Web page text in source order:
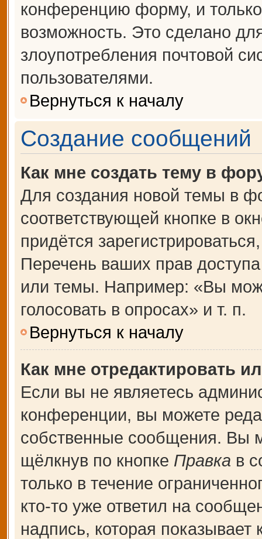
конференцию форму, и
возможность. Это сделано
злоупотребления почтовой
пользователями.
Вернуться к началу
Создание сообщений
Как мне создать тему в
Для создания новой темы в
соответствующей кнопке в
придётся
Перечень ваших прав
или темы. Например: «Вы
голосовать в опросах» и т. п.
Вернуться к началу
Как мне отредактировать
Если вы не являетесь
конференции, вы можете
собственные сообщения. Вы
щёлкнув по кнопке Правка в
только в течение
кто-то уже ответил на
надпись, которая показывает